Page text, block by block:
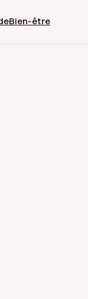
Bien-être